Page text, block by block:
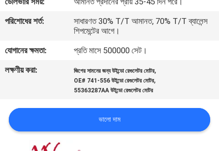
খবর
একটি
উদ্ধৃতি
করুন
সাইটম্যাপ
পরিশোধের শর্ত:
সাধারণত 30% T/T আমানত, 70% T/T ব্যালেন্স
শিপমেন্টের আগে।
যোগানের ক্ষমতা:
প্রতি মাসে 500000 সেট।
লক্ষণীয় করা:
জিপের সামনের জন্য উইন্ডো রেগুলেটর মোটর,
OE# 741-556 উইন্ডো রেগুলেটর মোটর,
55363287AA উইন্ডো রেগুলেটর মোটর
ভালো দাম